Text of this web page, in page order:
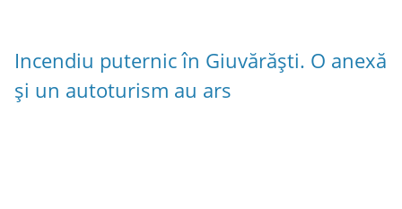
Incendiu puternic în Giuvărăști. O anexă
și un autoturism au ars